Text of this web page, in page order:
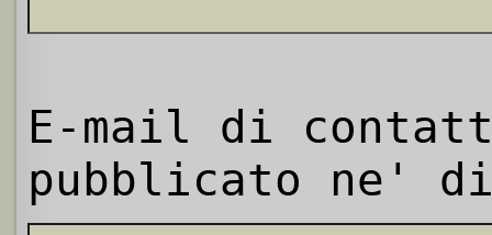
E-mail di
pubblicato ne'